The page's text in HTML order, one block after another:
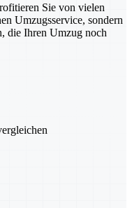
Sie von vielen
Umzugsservice, sondern
die Ihren Umzug noch